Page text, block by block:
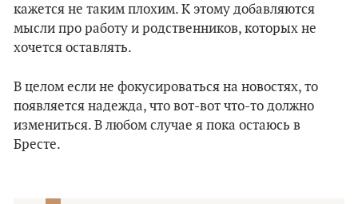
кажется не таким плохим. К этому добавляются
мысли про работу и родственников, которых не
хочется оставлять.
В целом если не фокусироваться на новостях, то
появляется надежда, что вот-вот что-то должно
измениться. В любом случае я пока остаюсь в
Бресте.